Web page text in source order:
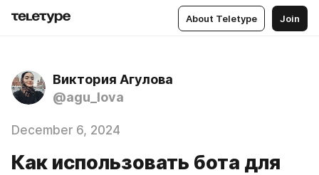
About Teletype Join
Виктория Агулова
@agu_lova
December 6, 2024
Как использовать бота для